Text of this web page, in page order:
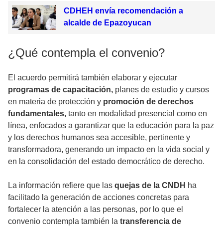
CDHEH envía recomendación a
alcalde de Epazoyucan
¿Qué contempla el convenio?
El acuerdo permitirá también elaborar y ejecutar
programas de capacitación, planes de estudio y cursos
en materia de protección y promoción de derechos
fundamentales, tanto en modalidad presencial como en
línea, enfocados a garantizar que la educación para la paz
y los derechos humanos sea accesible, pertinente y
transformadora, generando un impacto en la vida social y
en la consolidación del estado democrático de derecho.
La información refiere que las quejas de la CNDH ha
facilitado la generación de acciones concretas para
fortalecer la atención a las personas, por lo que el
convenio contempla también la transferencia de